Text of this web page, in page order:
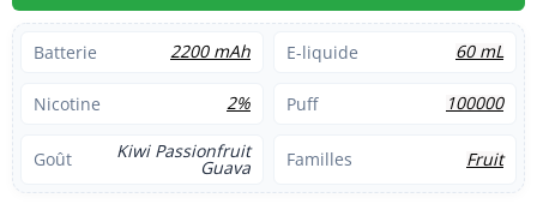
Batterie 2200 mAh E-liquide 60 mL
Nicotine 2% Puff 100000
Goût Kiwi Passionfruit
Guava Familles Fruit